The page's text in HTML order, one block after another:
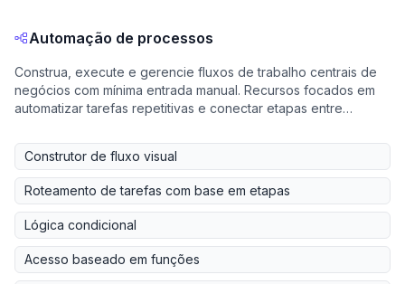
Automação de processos
Construa, execute e gerencie fluxos de trabalho centrais de
negócios com mínima entrada manual. Recursos focados em
automatizar tarefas repetitivas e conectar etapas entre
Construtor de fluxo visual
Roteamento de tarefas com base em etapas
Lógica condicional
Acesso baseado em funções